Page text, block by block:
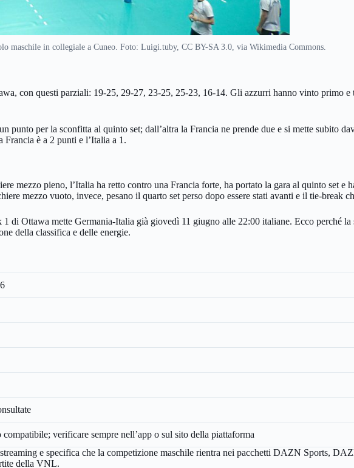
maschile in collegiale a Cuneo. Foto: Luigi.tuby, CC BY-SA 3.0, via Wikimedia Commons.
con questi parziali: 19-25, 29-27, 23-25, 25-23, 16-14. Gli azzurri hanno vinto primo e
punto per la sconfitta al quinto set; dall’altra la Francia ne prende due e si mette subito
è a 2 punti e l’Italia a 1.
mezzo pieno, l’Italia ha retto contro una Francia forte, ha portato la gara al quinto set e
mezzo vuoto, invece, pesano il quarto set perso dopo essere stati avanti e il tie-break
Ottawa mette Germania-Italia già giovedì 11 giugno alle 22:00 italiane. Ecco perché la
della classifica e delle energie.
verificare sempre nell’app o sul sito della piattaforma
e specifica che la competizione maschile rientra nei pacchetti DAZN Sports,
della VNL.